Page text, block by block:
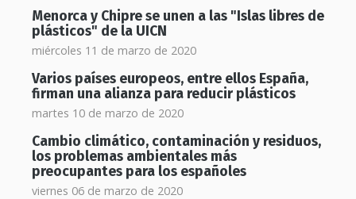
Menorca y Chipre se unen a las "Islas libres de
plásticos" de la UICN
miércoles 11 de marzo de 2020
Varios países europeos, entre ellos España,
firman una alianza para reducir plásticos
martes 10 de marzo de 2020
Cambio climático, contaminación y residuos,
los problemas ambientales más
preocupantes para los españoles
viernes 06 de marzo de 2020